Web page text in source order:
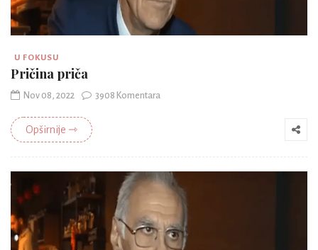
U FOKUSU
Pričina priča
Nov 08, 2022 3908 Komentara
Opširnije ⇾